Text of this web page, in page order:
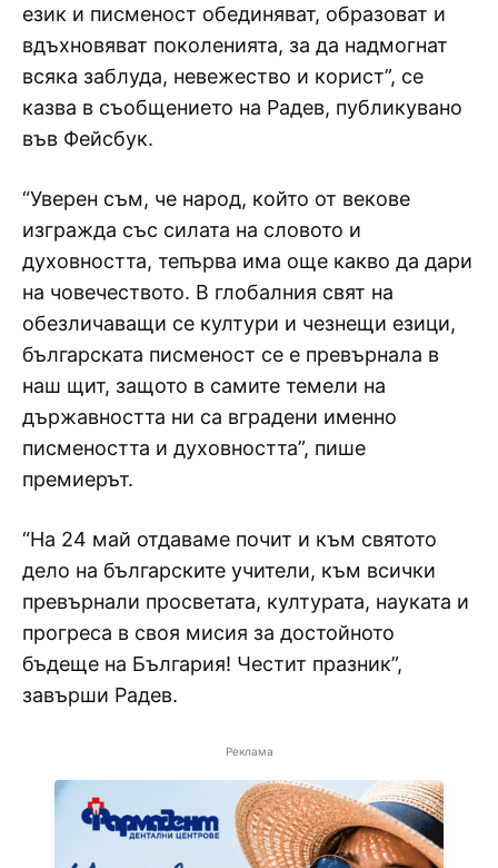
език и писменост обединяват, образоват и
вдъхновяват поколенията, за да надмогнат
всяка заблуда, невежество и корист”, се
казва в съобщението на Радев, публикувано
във Фейсбук.
“Уверен съм, че народ, който от векове
изгражда със силата на словото и
духовността, тепърва има още какво да дари
на човечеството. В глобалния свят на
обезличаващи се култури и чезнещи езици,
българската писменост се е превърнала в
наш щит, защото в самите темели на
държавността ни са вградени именно
писмеността и духовността”, пише
премиерът.
“На 24 май отдаваме почит и към святото
дело на българските учители, към всички
превърнали просветата, културата, науката и
прогреса в своя мисия за достойното
бъдеще на България! Честит празник”,
завърши Радев.
Реклама